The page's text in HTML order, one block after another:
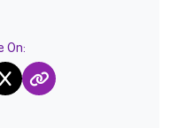
On:
X